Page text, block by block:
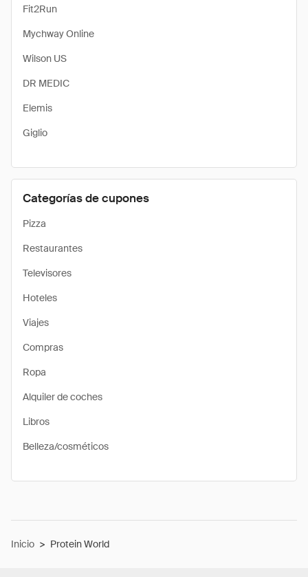
Fit2Run
Mychway Online
Wilson US
DR MEDIC
Elemis
Giglio
Categorías de cupones
Pizza
Restaurantes
Televisores
Hoteles
Viajes
Compras
Ropa
Alquiler de coches
Libros
Belleza/cosméticos
Inicio > Protein World